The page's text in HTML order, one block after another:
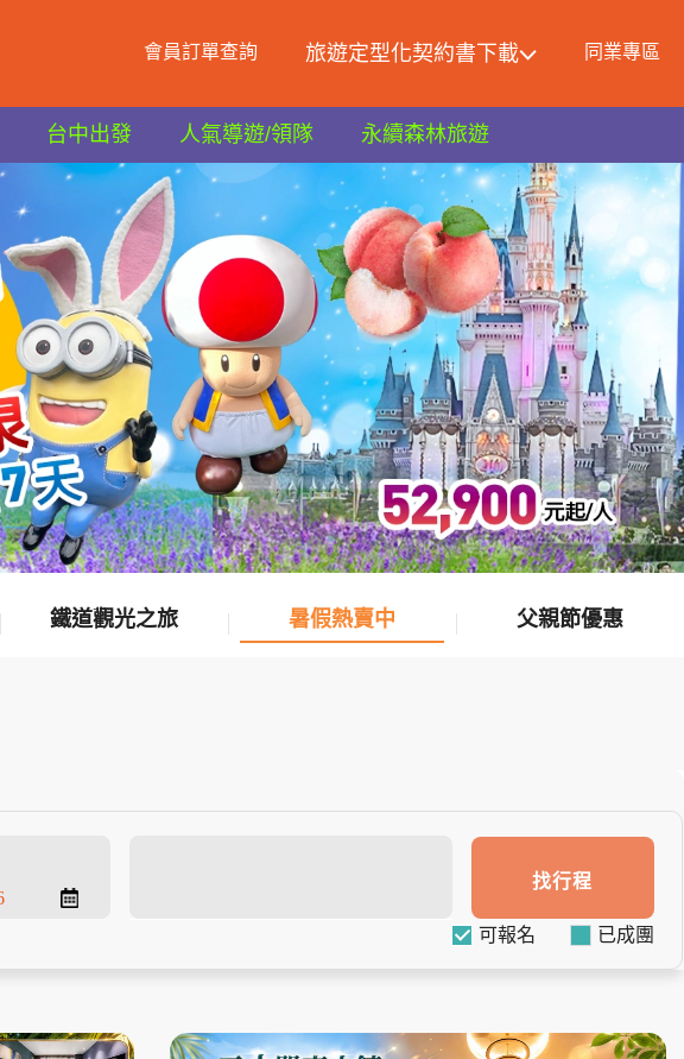
會員訂單查詢 旅遊定型化契約書下載 同業專區
台中出發 人氣導遊/領隊 永續森林旅遊
鐵道觀光之旅 暑假熱賣中 父親節優惠
可報名
找行程